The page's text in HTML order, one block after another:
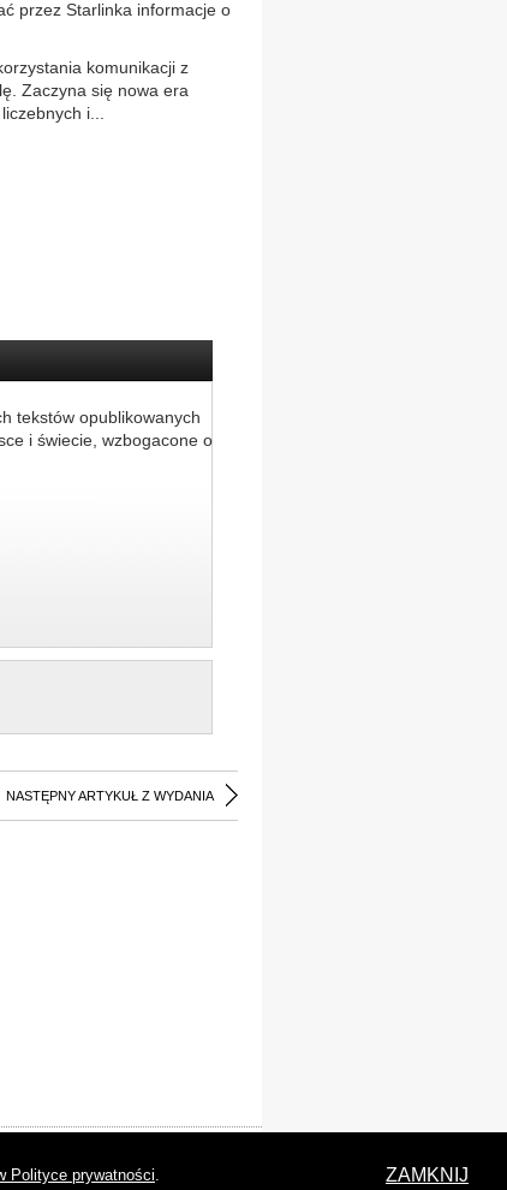
przez Starlinka informacje o
komunikacji z
Zaczyna się nowa era
i...
tekstów opublikowanych
i świecie, wzbogacone o
NASTĘPNY ARTYKUŁ Z WYDANIA
Polityce prywatności. ZAMKNIJ